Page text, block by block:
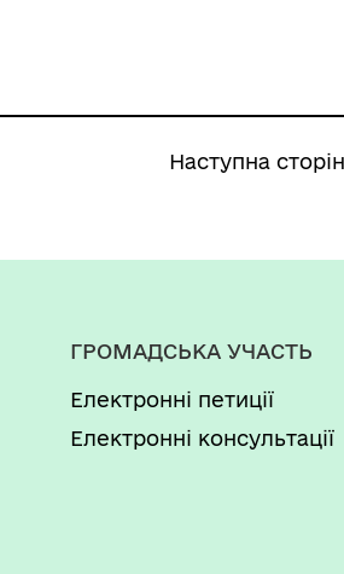
Наступна
ГРОМАДСЬКА УЧАСТЬ
Електронні петиції
Електронні консультації